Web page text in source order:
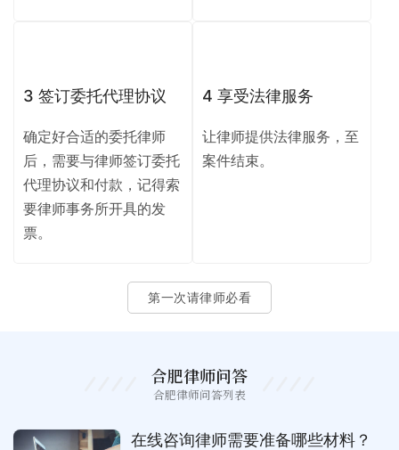
3 签订委托代理协议
确定好合适的委托律师
后，需要与律师签订委托
代理协议和付款，记得索
要律师事务所开具的发
票。
4 享受法律服务
让律师提供法律服务，至
案件结束。
第一次请律师必看
合肥律师问答
合肥律师问答列表
在线咨询律师需要准备哪些材料？